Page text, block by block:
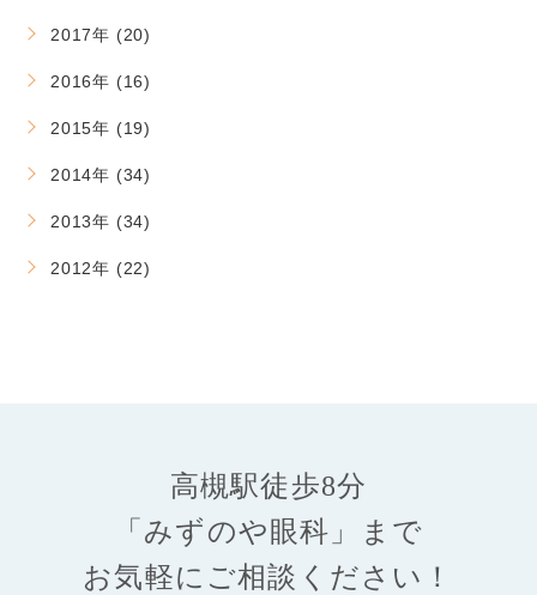
2017年 (20)
2016年 (16)
2015年 (19)
2014年 (34)
2013年 (34)
2012年 (22)
高槻駅徒歩8分
「みずのや眼科」まで
お気軽にご相談ください！